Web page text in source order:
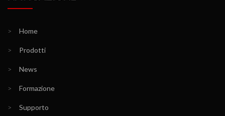
> Home
> Prodotti
> News
> Formazione
> Supporto